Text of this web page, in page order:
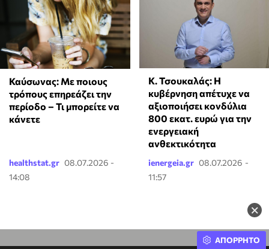
×
Καύσωνας: Με ποιους
τρόπους επηρεάζει την
περίοδο – Τι μπορείτε να
κάνετε
healthstat.gr 08.07.2026 -
14:08
Κ. Τσουκαλάς: Η
κυβέρνηση απέτυχε να
αξιοποιήσει κονδύλια
800 εκατ. ευρώ για την
ενεργειακή
ανθεκτικότητα
ienergeia.gr 08.07.2026 -
11:57
ΑΠΟΡΡΗΤΟ